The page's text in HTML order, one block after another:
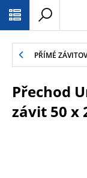
PŘÍMÉ
Přechod
závit 50 x